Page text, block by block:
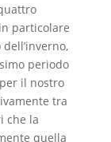
particolare
dell’inverno,
periodo
il nostro
tra
che la
quella